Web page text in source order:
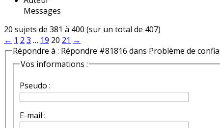
Messages
20 sujets de 381 à 400 (sur un total de 407)
← 1 2 3 … 19 20 21 →
Répondre à : Répondre #81816 dans Problème de
Vos informations :
Pseudo :
E-mail :